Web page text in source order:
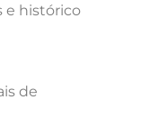
e histórico
de